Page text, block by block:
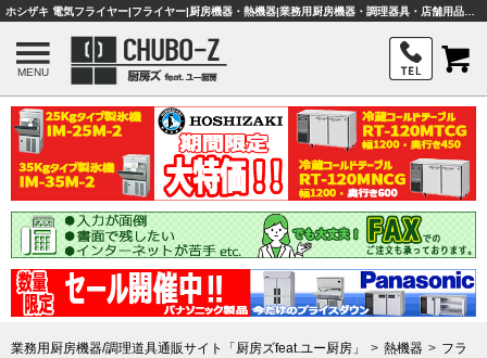
MENU
業務用厨房機器/調理道具通販サイト「厨房ズfeat.ユー厨房」 熱機器
フラ